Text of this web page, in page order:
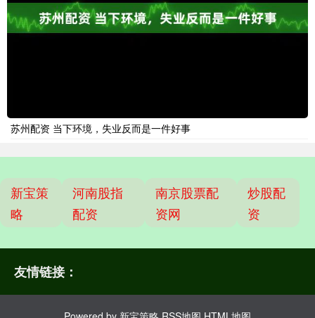
苏州配资 当下环境，失业反而是一件好事
新宝策
略
河南股指
配资
南京股票配
资网
炒股配
资
友情链接：